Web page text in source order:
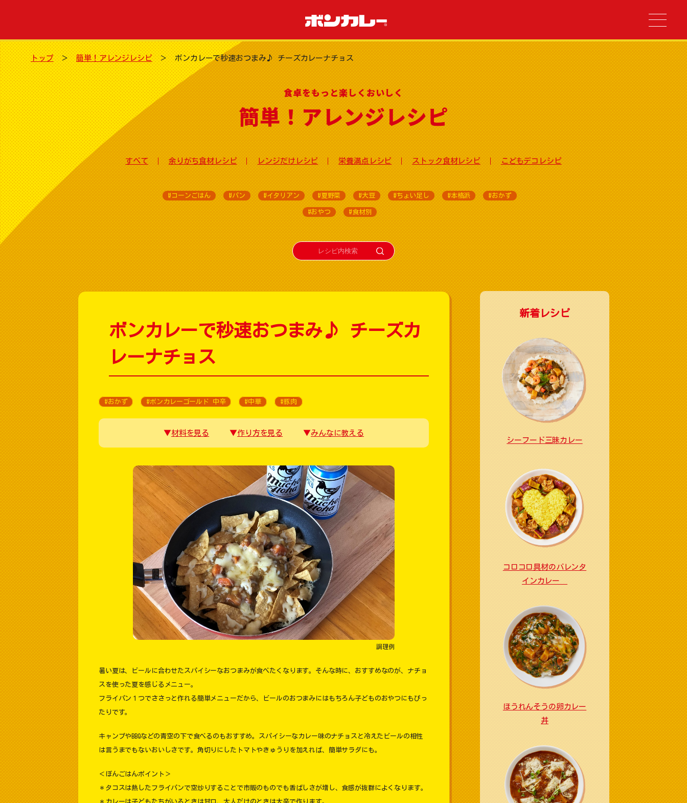
トップ 簡単！アレンジレシピ ボンカレーで秒速おつまみ♪ チーズカレーナチョス
食卓をもっと楽しくおいしく
簡単！アレンジレシピ
すべて 余りがち食材レシピ レンジだけレシピ 栄養満点レシピ ストック食材レシピ こどもデコレシピ
#コーンごはん #パン #イタリアン #夏野菜 #大豆 #ちょい足し #本格派 #おかず
#おやつ #食材別
ボンカレーで秒速おつまみ♪ チーズカ
レーナチョス
#おかず #ボンカレーゴールド 中辛 #中華 #豚肉
材料を見る 作り方を見る みんなに教える
調理例
暑い夏は、ビールに合わせたスパイシーなおつまみが食べたくなります。そんな時に、おすすめなのが、ナチョ
スを使った夏を感じるメニュー。
フライパン１つでささっと作れる簡単メニューだから、ビールのおつまみにはもちろん子どものおやつにもぴっ
たりです。
キャンプやBBQなどの青空の下で食べるのもおすすめ。スパイシーなカレー味のナチョスと冷えたビールの相性
は言うまでもないおいしさです。角切りにしたトマトやきゅうりを加えれば、簡単サラダにも。
＜ぼんごはんポイント＞
＊タコスは熱したフライパンで空炒りすることで市販のものでも香ばしさが増し、食感が抜群によくなります。
新着レシピ
シーフード三昧カレー
コロコロ具材のバレンタ
インカレー
ほうれんそうの卵カレー
丼